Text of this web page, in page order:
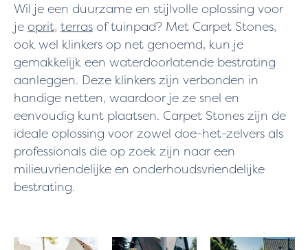
Wil je een duurzame en stijlvolle oplossing voor
je oprit, terras of tuinpad? Met Carpet Stones,
ook wel klinkers op net genoemd, kun je
gemakkelijk een waterdoorlatende bestrating
aanleggen. Deze klinkers zijn verbonden in
handige netten, waardoor je ze snel en
eenvoudig kunt plaatsen. Carpet Stones zijn de
ideale oplossing voor zowel doe-het-zelvers als
professionals die op zoek zijn naar een
milieuvriendelijke en onderhoudsvriendelijke
bestrating.